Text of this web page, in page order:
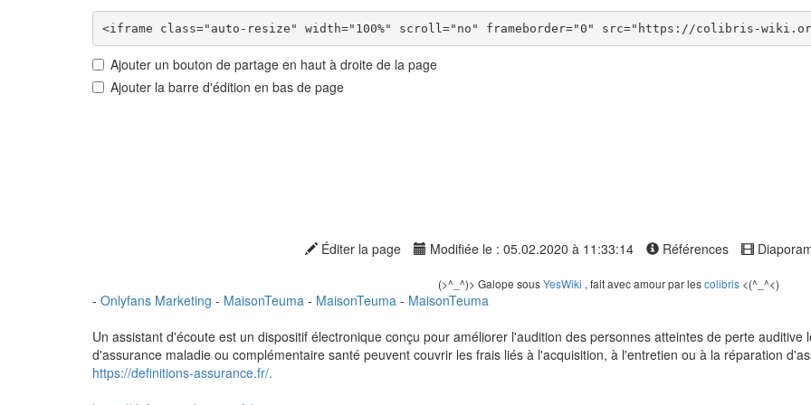
Ajouter un bouton de partage en haut à droite de la page
Ajouter la barre d'édition en bas de page
Éditer la page Modifiée le : 05.02.2020 à 11:33:14 Références
(>^_^)> Galope sousYesWiki , fait avec amour par lescolibris<(^_^<)
- Onlyfans Marketing - MaisonTeuma - MaisonTeuma - MaisonTeuma
Un assistant d'écoute est un dispositif électronique conçu pour améliorer l'audition des personnes atteintes de perte
d'assurance maladie ou complémentaire santé peuvent couvrir les frais liés à l'acquisition, à l'entretien ou à la réparation
https://definitions-assurance.fr/.